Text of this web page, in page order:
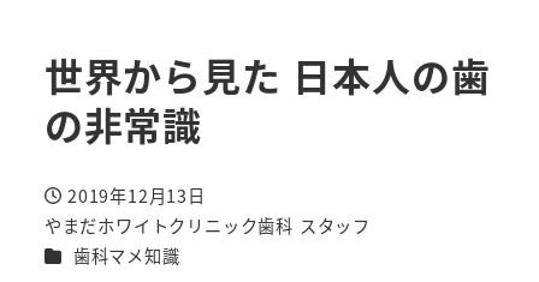
世界から見た 日本人の歯
の非常識
投稿日
2019年12月13日
著
者
やまだホワイトクリニック歯科 スタッフ
カテゴリー
歯科マメ知識